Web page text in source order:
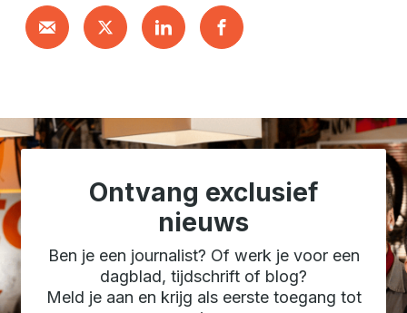
Ontvang exclusief
nieuws
Ben je een journalist? Of werk je voor een
dagblad, tijdschrift of blog?
Meld je aan en krijg als eerste toegang tot